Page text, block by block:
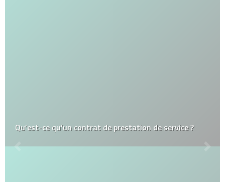
Qu’est-ce qu’un contrat de prestation de service ?